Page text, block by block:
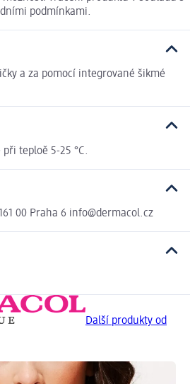
podmínkami.
a za pomocí integrované šikmé
teploě 5-25 °C.
00 Praha 6 info@dermacol.cz
Další produkty od